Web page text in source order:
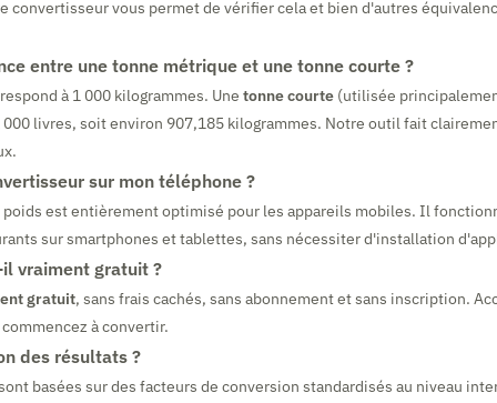
convertisseur vous permet de vérifier cela et bien d'autres
entre une tonne métrique et une tonne courte ?
à 1 000 kilogrammes. Une tonne courte (utilisée
000 livres, soit environ 907,185 kilogrammes. Notre outil fait
sur mon téléphone ?
est entièrement optimisé pour les appareils mobiles. Il
sur smartphones et tablettes, sans nécessiter d'installation
vraiment gratuit ?
gratuit, sans frais cachés, sans abonnement et sans inscription.
à convertir.
des résultats ?
basées sur des facteurs de conversion standardisés au niveau